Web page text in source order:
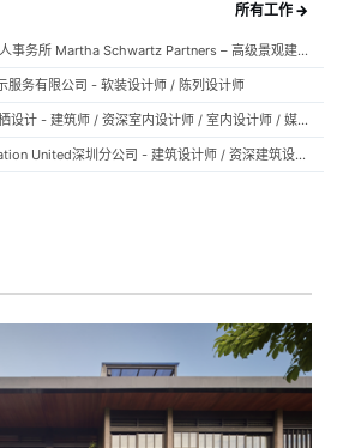
所有工作 →
（上海） 玛莎施瓦茨及合伙人事务所 Martha Schwartz Partners – 高级景观建筑师 Senior Landscape Designer / 景观建筑师 Landscape Designer
服务有限公司 - 软装设计师 / 陈列设计师
（上海）dongqi Design 栋栖设计 - 建筑师 / 资深室内设计师 / 室内设计师 / 媒体及公共关系主管 / 设计实习生（常年招聘）
（深圳）英国Quality Innovation United深圳分公司 - 建筑设计师 / 资深建筑设计师 / 室内设计师 / 设计实习生